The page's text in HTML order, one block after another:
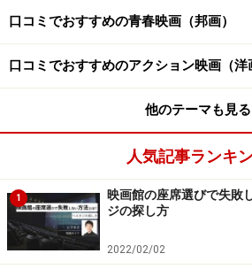
4：『六人の嘘つきな大学
22日公開
（C）2024「六人の嘘つきな大学生」製
浅倉秋成の大ヒット小説『六人の嘘
川文庫刊）の映画化作品。大学生
二、佐野勇斗、山下美月、倉悠貴
優たちが演じています。
口コミでおすすめの青春映画（邦画）
口コミでおすすめのアクション映画（洋
他のテーマも見る
人気記事ランキ
1
映画館の座席選びで失敗
ジの探し方
2022/02/02